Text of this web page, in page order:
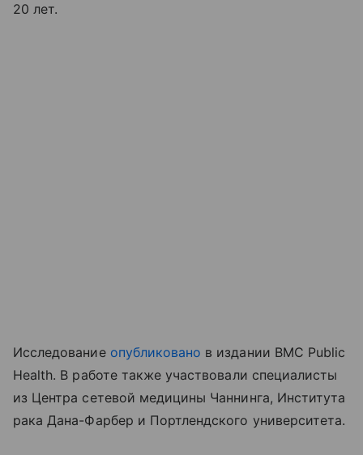
20 лет.
Исследование опубликовано в издании BMC Public
Health. В работе также участвовали специалисты
из Центра сетевой медицины Чаннинга, Института
рака Дана-Фарбер и Портлендского университета.